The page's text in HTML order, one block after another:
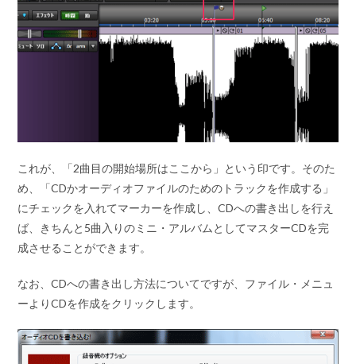
これが、「2曲目の開始場所はここから」という印です。そのた
め、「CDかオーディオファイルのためのトラックを作成する」
にチェックを入れてマーカーを作成し、CDへの書き出しを行え
ば、きちんと5曲入りのミニ・アルバムとしてマスターCDを完
成させることができます。
なお、CDへの書き出し方法についてですが、ファイル・メニュ
ーよりCDを作成をクリックします。